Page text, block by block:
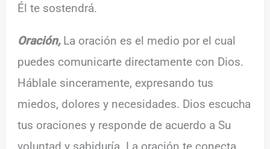
Él te sostendrá.
Oración, La oración es el medio por el cual
puedes comunicarte directamente con Dios.
Háblale sinceramente, expresando tus
miedos, dolores y necesidades. Dios escucha
tus oraciones y responde de acuerdo a Su
voluntad y sabiduría. La oración te conecta